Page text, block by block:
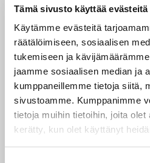
Tämä sivusto käyttää evästeitä
Käytämme evästeitä
räätälöimiseen, sosiaalisen
tukemiseen ja
jaamme sosiaalisen median ja
kumppaneillemme tietoja siitä,
sivustoamme. Kumppanimme
tietoja muihin tietoihin, joita olet
kerätty, kun olet käyttänyt
Siivonen(Maaseutunuorten
sihteereinä toimivatAnni-
(ruokakulttuuriasiamies,
(tiedottaja, SLC).
– Iloitsemme, että saimme
hienoja hakijoita eri puolilta
osaamista, ruokaa ja tuotteita